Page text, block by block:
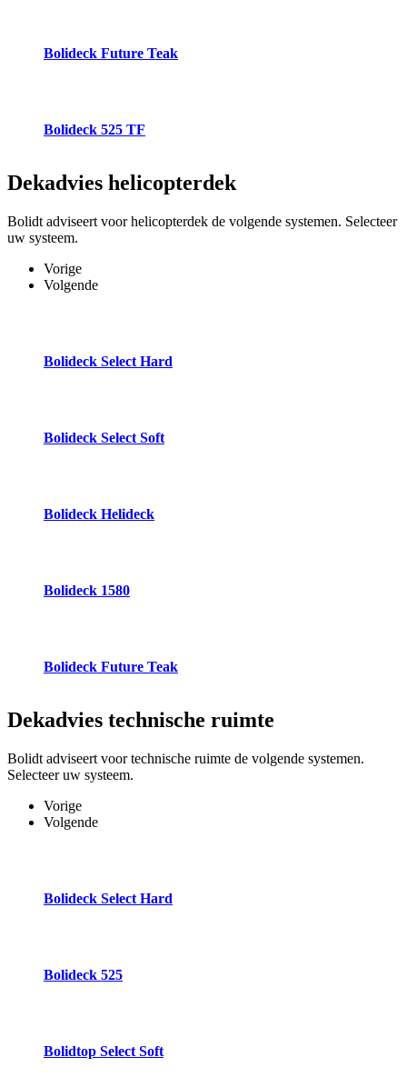
Bolideck Future Teak
Bolideck 525 TF
Dekadvies helicopterdek
Bolidt adviseert voor helicopterdek de volgende systemen. Selecteer
uw systeem.
Vorige
Volgende
Bolideck Select Hard
Bolideck Select Soft
Bolideck Helideck
Bolideck 1580
Bolideck Future Teak
Dekadvies technische ruimte
Bolidt adviseert voor technische ruimte de volgende systemen.
Selecteer uw systeem.
Vorige
Volgende
Bolideck Select Hard
Bolideck 525
Bolidtop Select Soft